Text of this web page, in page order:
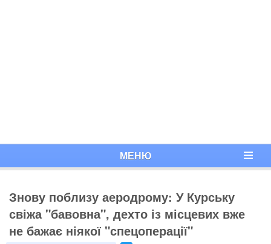
МЕНЮ
Знову поблизу аеродрому: У Курську
свіжа "бавовна", дехто із місцевих вже
не бажає ніякої "спецоперації"